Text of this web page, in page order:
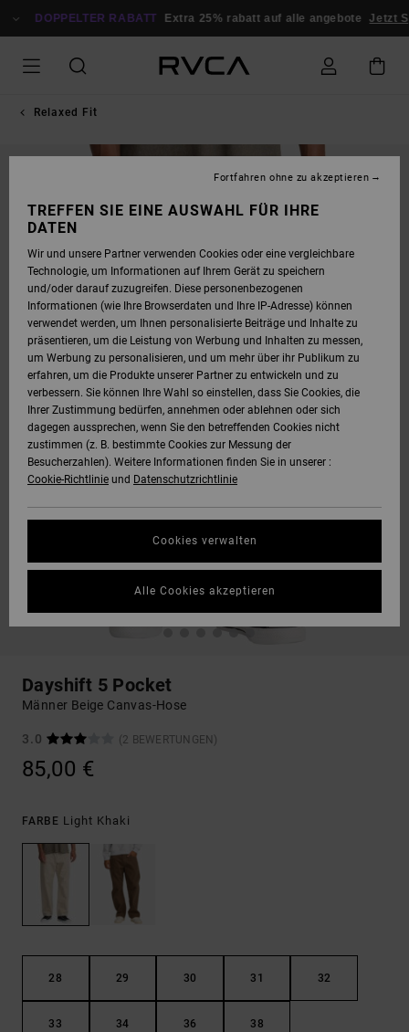
ZUR
DOPPELTER RABATT Extra 25% rabatt auf alle angebote Jetzt
Relaxed Fit
Dayshift 5 Pocket
Männer Beige Canvas-Hose
3.0 (2 BEWERTUNGEN)
85,00 €
FARBE Light Khaki
28 29 30 31 32
33 34 36 38
TREFFEN SIE EINE AUSWAHL FÜR IHRE
DATEN
Wir und unsere Partner verwenden Cookies oder eine vergleichbare
Technologie, um Informationen auf Ihrem Gerät zu speichern
und/oder darauf zuzugreifen. Diese personenbezogenen
Informationen (wie Ihre Browserdaten und Ihre IP-Adresse) können
verwendet werden, um Ihnen personalisierte Beiträge und Inhalte zu
präsentieren, um die Leistung von Werbung und Inhalten zu messen,
um Werbung zu personalisieren, und um mehr über ihr Publikum zu
erfahren, um die Produkte unserer Partner zu entwickeln und zu
verbessern. Sie können Ihre Wahl so einstellen, dass Sie Cookies, die
Ihrer Zustimmung bedürfen, annehmen oder ablehnen oder sich
dagegen aussprechen, wenn Sie den betreffenden Cookies nicht
zustimmen (z. B. bestimmte Cookies zur Messung der
Besucherzahlen). Weitere Informationen finden Sie in unserer :
Cookie-Richtlinie und Datenschutzrichtlinie
Cookies verwalten
Fortfahren ohne zu akzeptieren
Alle Cookies akzeptieren